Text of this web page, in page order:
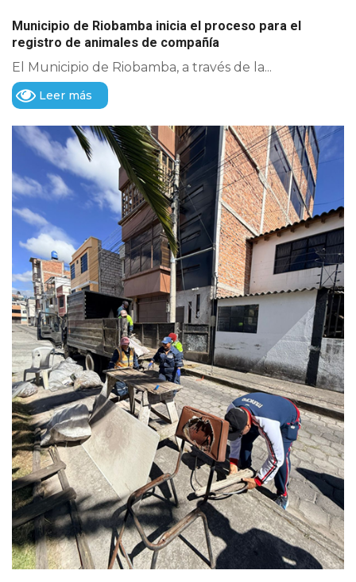
Municipio de Riobamba inicia el proceso para el
registro de animales de compañía
El Municipio de Riobamba, a través de la...
Leer más